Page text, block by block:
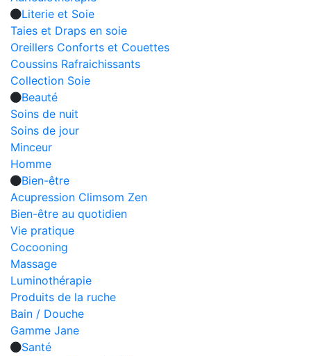
Literie et Soie
Taies et Draps en soie
Oreillers Conforts et Couettes
Coussins Rafraichissants
Collection Soie
Beauté
Soins de nuit
Soins de jour
Minceur
Homme
Bien-être
Acupression Climsom Zen
Bien-être au quotidien
Vie pratique
Cocooning
Massage
Luminothérapie
Produits de la ruche
Bain / Douche
Gamme Jane
Santé